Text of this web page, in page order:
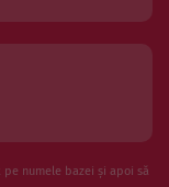
numele bazei și apoi să